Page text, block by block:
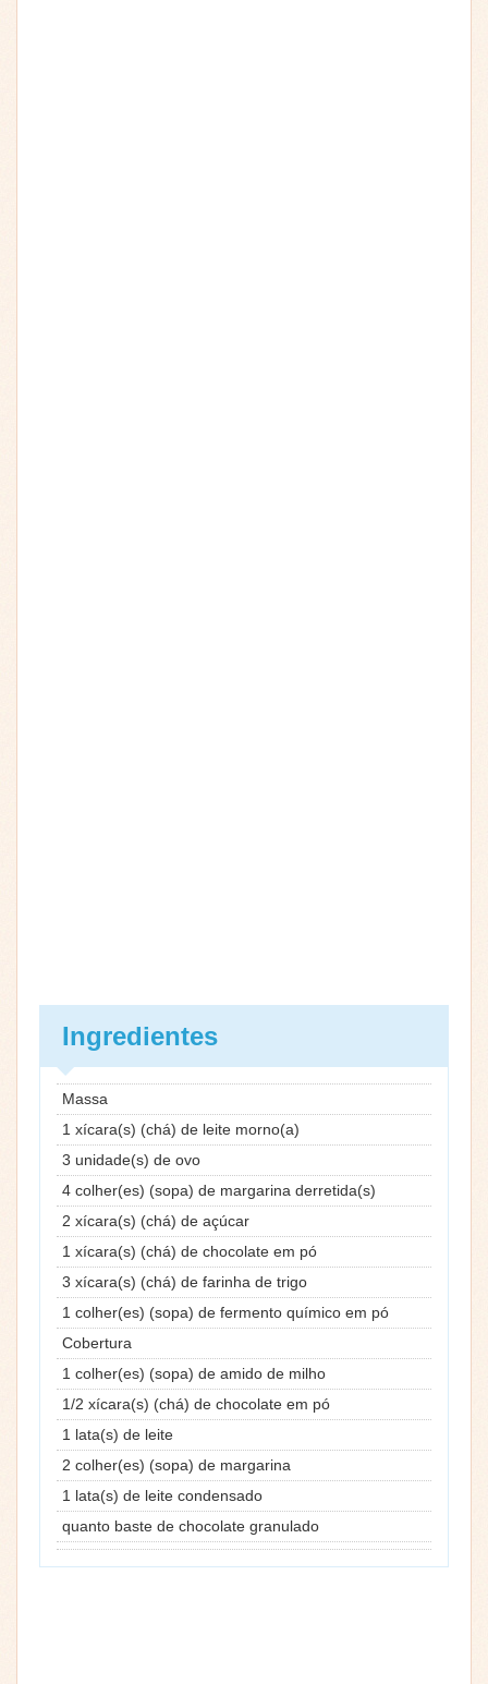
Ingredientes
Massa
1 xícara(s) (chá) de leite morno(a)
3 unidade(s) de ovo
4 colher(es) (sopa) de margarina derretida(s)
2 xícara(s) (chá) de açúcar
1 xícara(s) (chá) de chocolate em pó
3 xícara(s) (chá) de farinha de trigo
1 colher(es) (sopa) de fermento químico em pó
Cobertura
1 colher(es) (sopa) de amido de milho
1/2 xícara(s) (chá) de chocolate em pó
1 lata(s) de leite
2 colher(es) (sopa) de margarina
1 lata(s) de leite condensado
quanto baste de chocolate granulado